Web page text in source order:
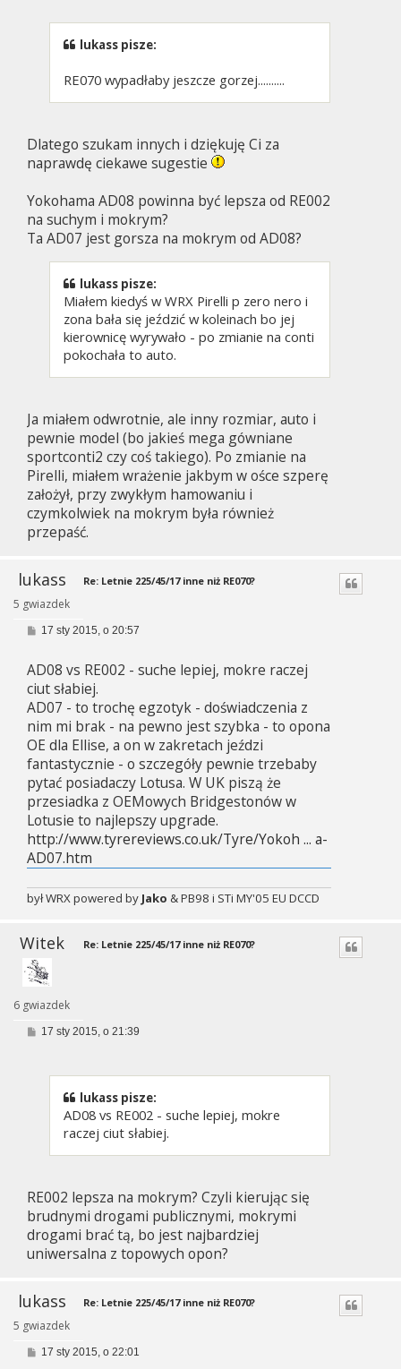
lukass pisze:
RE070 wypadłaby jeszcze gorzej..........
Dlatego szukam innych i dziękuję Ci za
naprawdę ciekawe sugestie
Yokohama AD08 powinna być lepsza od RE002
na suchym i mokrym?
Ta AD07 jest gorsza na mokrym od AD08?
lukass pisze:
Miałem kiedyś w WRX Pirelli p zero nero i
zona bała się jeździć w koleinach bo jej
kierownicę wyrywało - po zmianie na conti
pokochała to auto.
Ja miałem odwrotnie, ale inny rozmiar, auto i
pewnie model (bo jakieś mega gówniane
sportconti2 czy coś takiego). Po zmianie na
Pirelli, miałem wrażenie jakbym w ośce szperę
założył, przy zwykłym hamowaniu i
czymkolwiek na mokrym była również
przepaść.
lukass
5 gwiazdek
Re: Letnie 225/45/17 inne niż RE070?
P
t
17 sty 2015, o 20:57
AD08 vs RE002 - suche lepiej, mokre raczej
ciut słabiej.
AD07 - to trochę egzotyk - doświadczenia z
nim mi brak - na pewno jest szybka - to opona
OE dla Ellise, a on w zakretach jeździ
fantastycznie - o szczegóły pewnie trzebaby
pytać posiadaczy Lotusa. W UK piszą że
przesiadka z OEMowych Bridgestonów w
Lotusie to najlepszy upgrade.
http://www.tyrereviews.co.uk/Tyre/Yokoh ... a-
AD07.htm
był WRX powered by Jako & PB98 i STi MY'05 EU DCCD
Witek
6 gwiazdek
Re: Letnie 225/45/17 inne niż RE070?
P17 sty 2015, o 21:39
lukass pisze:
AD08 vs RE002 - suche lepiej, mokre
raczej ciut słabiej.
RE002 lepsza na mokrym? Czyli kierując się
brudnymi drogami publicznymi, mokrymi
drogami brać tą, bo jest najbardziej
uniwersalna z topowych opon?
lukass
5 gwiazdek
Re: Letnie 225/45/17 inne niż RE070?
P17 sty 2015, o 22:01